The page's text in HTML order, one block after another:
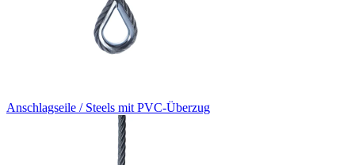
Anschlagseile / Steels mit PVC-Überzug